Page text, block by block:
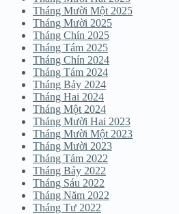
Tháng Mười Một 2025
Tháng Mười 2025
Tháng Chín 2025
Tháng Tám 2025
Tháng Chín 2024
Tháng Tám 2024
Tháng Bảy 2024
Tháng Hai 2024
Tháng Một 2024
Tháng Mười Hai 2023
Tháng Mười Một 2023
Tháng Mười 2023
Tháng Tám 2022
Tháng Bảy 2022
Tháng Sáu 2022
Tháng Năm 2022
Tháng Tư 2022